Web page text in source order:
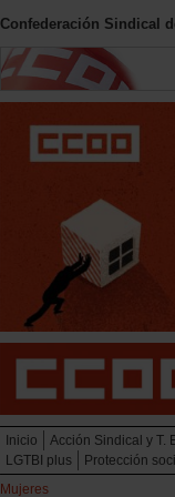
Confederación Sindical
Inicio Acción Sindical y T.
LGTBI plus
Protección
Mujeres